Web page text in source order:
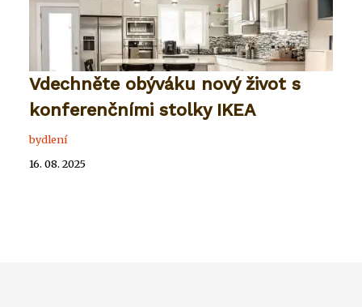
Vdechněte obýváku nový život s
konferenčními stolky IKEA
bydlení
16. 08. 2025